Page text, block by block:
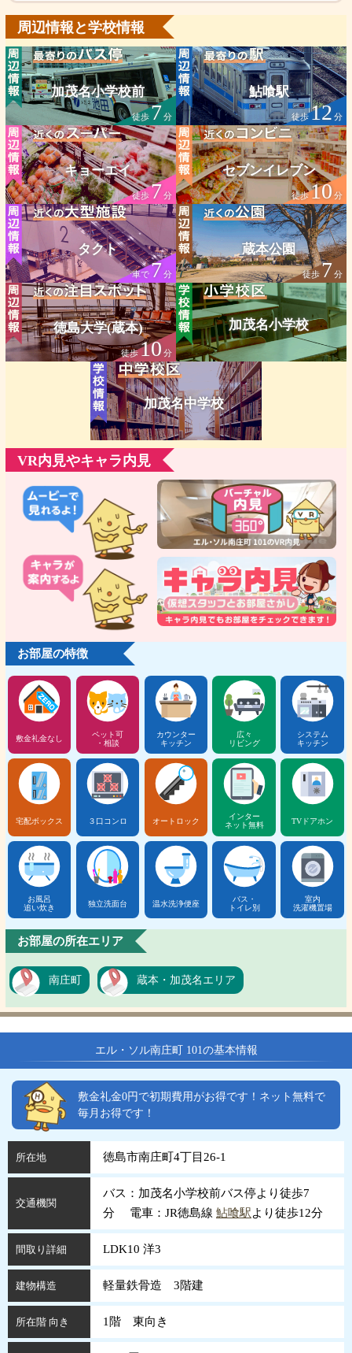
周辺情報と学校情報
加茂名小学校前
徒歩7分
鮎喰駅
徒歩12 分
キョーエイ
徒歩7分
セブンイレブン
徒歩10分
タクト
車で7分
蔵本公園
徒歩7分
徳島大学(蔵本)
徒歩10分
加茂名小学校
加茂名中学校
VR内見やキャラ内見
お部屋の特徴
敷金礼金なし
ペット可
・相談
カウンター
キッチン
広々
リビング
システム
キッチン
宅配ボックス ３口コンロ オートロック
インター
ネット無料
TVドアホン
お風呂
追い炊き
独立洗面台 温水洗浄便座
バス・
トイレ別
室内
洗濯機置場
お部屋の所在エリア
南庄町 蔵本・加茂名エリア
エル・ソル南庄町 101の基本情報
敷金礼金0円で初期費用がお得です！ネット無料で
毎月お得です！
所在地 徳島市南庄町4丁目26-1
交通機関
バス：加茂名小学校前バス停より徒歩7
分 電車：JR徳島線 鮎喰駅より徒歩12分
間取り詳細 LDK10 洋3
建物構造 軽量鉄骨造 3階建
所在階 向き 1階 東向き